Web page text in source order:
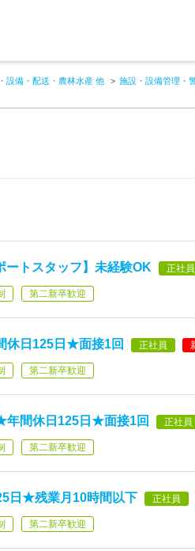
設備・配送・農林水産 他 施設・設備管理・
トスタッフ】未経験OK 正社員
第二新卒歓迎
休日125日★面接1回 正社員
第二新卒歓迎
年間休日125日★面接1回 正社員
第二新卒歓迎
日★残業月10時間以下 正社員
第二新卒歓迎